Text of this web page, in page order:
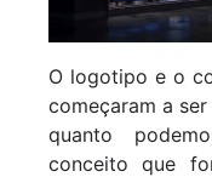
O logotipo e o
começaram a
quanto
conceito que